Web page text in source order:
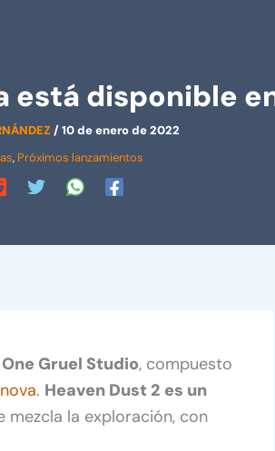
está disponible
/10 de enero de 2022
, Próximos lanzamientos
Gruel Studio, compuesto
. Heaven Dust 2 es un
mezcla la exploración, con